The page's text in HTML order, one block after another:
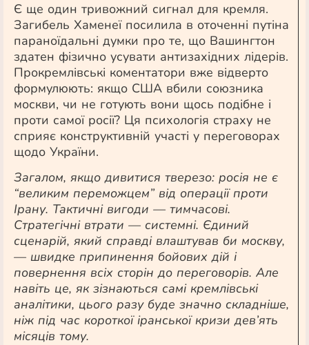
Є ще один тривожний сигнал для кремля.
Загибель Хаменеї посилила в оточенні путіна
параноїдальні думки про те, що Вашингтон
здатен фізично усувати антизахідних лідерів.
Прокремлівські коментатори вже відверто
формулюють: якщо США вбили союзника
москви, чи не готують вони щось подібне і
проти самої росії? Ця психологія страху не
сприяє конструктивній участі у переговорах
щодо України.
Загалом, якщо дивитися тверезо: росія не є
“великим переможцем” від операції проти
Ірану. Тактичні вигоди — тимчасові.
Стратегічні втрати — системні. Єдиний
сценарій, який справді влаштував би москву,
— швидке припинення бойових дій і
повернення всіх сторін до переговорів. Але
навіть це, як зізнаються самі кремлівські
аналітики, цього разу буде значно складніше,
ніж під час короткої іранської кризи дев’ять
місяців тому.